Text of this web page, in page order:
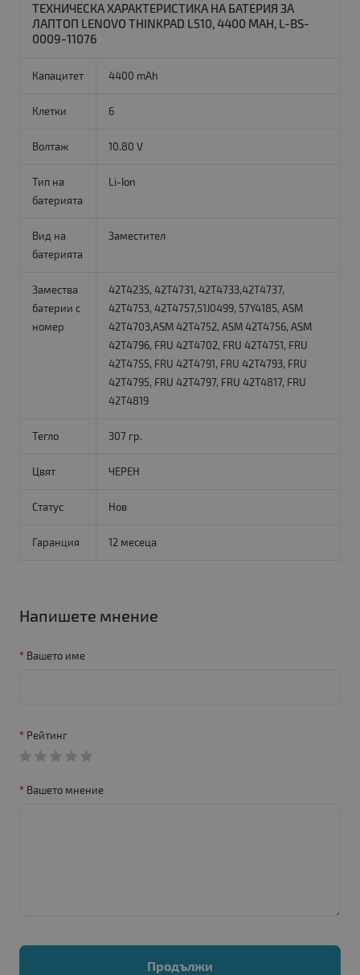
ТЕХНИЧЕСКА ХАРАКТЕРИСТИКА НА БАТЕРИЯ ЗА
ЛАПТОП LENOVO THINKPAD L510, 4400 MAH, L-BS-
0009-11076
Капацитет 4400 mAh
Клетки 6
Волтаж 10.80 V
Тип на
батерията
Li-Ion
Вид на
батерията
Заместител
Замества
батерии с
номер
42T4235, 42T4731, 42T4733,42T4737,
42T4753, 42T4757,51J0499, 57Y4185, ASM
42T4703,ASM 42T4752, ASM 42T4756, ASM
42T4796, FRU 42T4702, FRU 42T4751, FRU
42T4755, FRU 42T4791, FRU 42T4793, FRU
42T4795, FRU 42T4797, FRU 42T4817, FRU
42T4819
Тегло 307 гр.
Цвят ЧЕРЕН
Статус Нов
Гаранция 12 месеца
Напишете мнение
Вашето име
Рейтинг
Вашето мнение
Продължи